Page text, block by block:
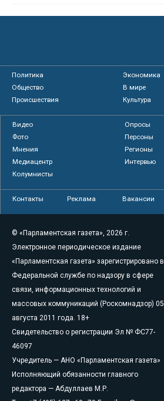
Политика
Экономика
Общество
В мире
Происшествия
Культура
Видео
Опросы
Фото
Персоны
Мнения
Регионы
Медиацентр
Интервью
Колумнисты
Контакты Реклама Вакансии
© «Парламентская газета», 2026 г.
Электронное периодическое издание
«Парламентская газета» зарегистрировано в
Федеральной службе по надзору в сфере
связи, информационных технологий и
массовых коммуникаций (Роскомнадзор) 05
августа 2011 года. 18+
Свидетельство о регистрации Эл № ФС77-
46097
Учредитель — АНО «Парламентская газета»
Исполняющий обязанности главного
редактора — Абдуллаев М.Р.